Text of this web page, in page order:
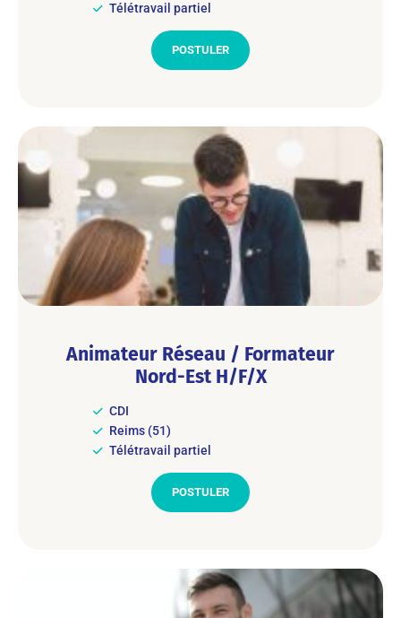
Télétravail partiel
POSTULER
Animateur Réseau / Formateur
Nord-Est H/F/X
CDI
Reims (51)
Télétravail partiel
POSTULER